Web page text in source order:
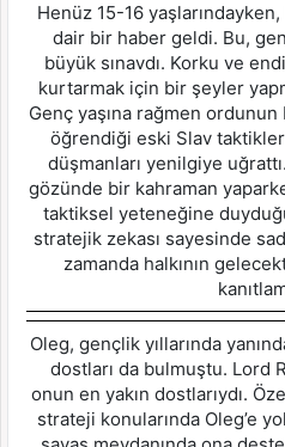
Henüz 15-16
dair bir haber geldi. Bu,
büyük sınavdı. Korku ve
kurtarmak için bir şeyler
Genç yaşına rağmen ordunun
öğrendiği eski Slav
düşmanları yenilgiye
gözünde bir kahraman
taktiksel yeteneğine
stratejik zekası sayesinde
zamanda halkının
Oleg, gençlik yıllarında
dostları da bulmuştu. Lord
onun en yakın dostlarıydı.
strateji konularında Oleg’e